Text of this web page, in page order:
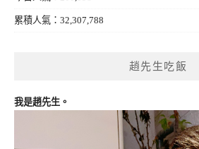
累積人氣：32,307,788
趙先生吃飯
我是趙先生。